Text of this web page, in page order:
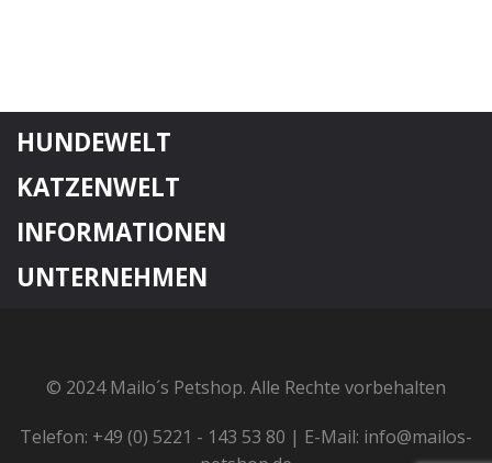
HUNDEWELT
KATZENWELT
INFORMATIONEN
UNTERNEHMEN
© 2024 Mailo´s Petshop. Alle Rechte vorbehalten
Telefon: +49 (0) 5221 - 143 53 80 | E-Mail: info@mailos-